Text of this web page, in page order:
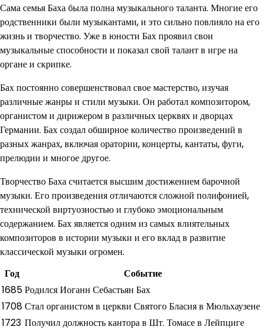
Сама семья Баха была полна музыкального таланта. Многие его
родственники были музыкантами, и это сильно повлияло на его
жизнь и творчество. Уже в юности Бах проявил свои
музыкальные способности и показал свой талант в игре на
органе и скрипке.
Бах постоянно совершенствовал свое мастерство, изучая
различные жанры и стили музыки. Он работал композитором,
органистом и дирижером в различных церквях и дворцах
Германии. Бах создал обширное количество произведений в
разных жанрах, включая оратории, концерты, кантаты, фуги,
прелюдии и многое другое.
Творчество Баха считается высшим достижением барочной
музыки. Его произведения отличаются сложной полифонией,
технической виртуозностью и глубоко эмоциональным
содержанием. Бах является одним из самых влиятельных
композиторов в истории музыки и его вклад в развитие
классической музыки огромен.
Год
Событие
1685Родился Иоганн Себастьян Бах
1708Стал органистом в церкви Святого Бласия в Мюльхаузене
1723 Получил должность кантора в Шт. Томасе в Лейпциге